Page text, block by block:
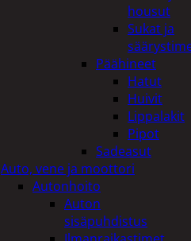
housut
Sukat ja
Päähineet
Hatut
Huivit
Lippalakit
Pipot
Sadeasut
Auto, vene ja moottori
Autonhoito
Auton
sisäpuhdistus